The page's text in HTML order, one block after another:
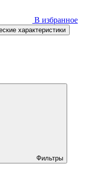
В избранное
характеристики
Фильтры